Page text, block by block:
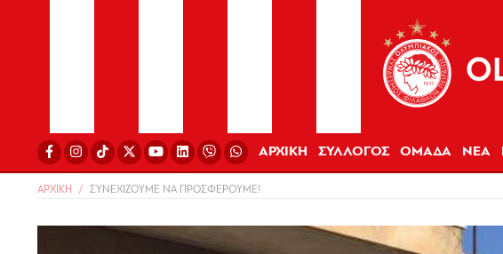
ΑΡΧΙΚΗ ΣΥΛΛΟΓΟΣ ΟΜΑΔΑ ΝΕΑ
ΑΡΧΙΚΗ ΣΥΝΕΧΙΖΟΥΜΕ ΝΑ ΠΡΟΣΦΕΡΟΥΜΕ!